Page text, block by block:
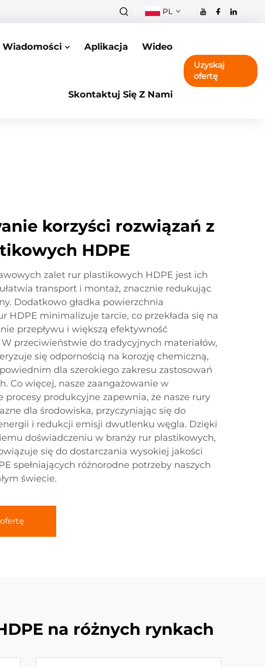
PL
Wiadomości Aplikacja Wideo
Skontaktuj Się Z Nami
Uzyskaj
ofertę
korzyści rozwiązań z
HDPE
zalet rur plastikowych HDPE jest ich
transport i montaż, znacznie redukując
Dodatkowo gładka powierzchnia
HDPE minimalizuje tarcie, co przekłada się na
przepływu i większą efektywność
przeciwieństwie do tradycyjnych materiałów,
się odpornością na korozję chemiczną,
dla szerokiego zakresu zastosowań
Co więcej, nasze zaangażowanie w
procesy produkcyjne zapewnia, że nasze rury
dla środowiska, przyczyniając się do
i redukcji emisji dwutlenku węgla. Dzięki
doświadczeniu w branży rur plastikowych,
się do dostarczania wysokiej jakości
spełniających różnorodne potrzeby naszych
świecie.
na różnych rynkach